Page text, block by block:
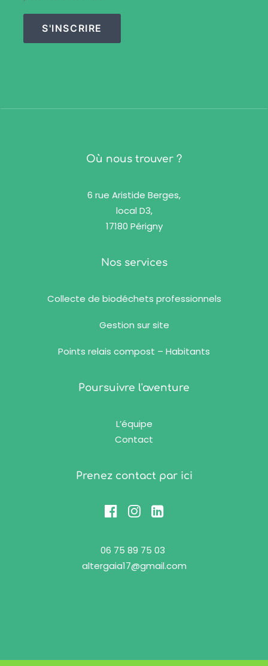
S'INSCRIRE
Où nous trouver ?
6 rue Aristide Berges,
local D3,
17180 Périgny
Nos services
Collecte de biodéchets professionnels
Gestion sur site
Points relais compost – Habitants
Poursuivre l'aventure
L’équipe
Contact
Prenez contact par ici
06 75 89 75 03
altergaia17@gmail.com